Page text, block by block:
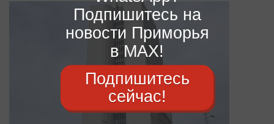
Подпишитесь на
новости Приморья
в MAX!
Подпишитесь
сейчас!